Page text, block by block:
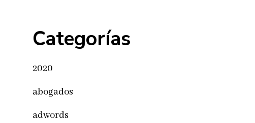
Categorías
2020
abogados
adwords